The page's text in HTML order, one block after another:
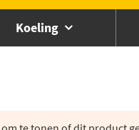
Koeling